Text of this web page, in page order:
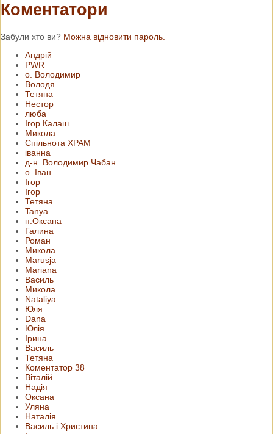
Коментатори
Забули хто ви? Можна відновити пароль.
Андрій
PWR
о. Володимир
Володя
Тетяна
Нестор
люба
Ігор Калаш
Микола
Спільнота ХРАМ
іванна
д-н. Володимир Чабан
о. Іван
Ігор
Ігор
Тетяна
Tanya
п.Оксана
Галина
Роман
Микола
Marusja
Mariana
Василь
Микола
Nataliya
Юля
Dana
Юлія
Ірина
Василь
Тетяна
Коментатор 38
Віталій
Надія
Оксана
Уляна
Наталія
Василь і Христина